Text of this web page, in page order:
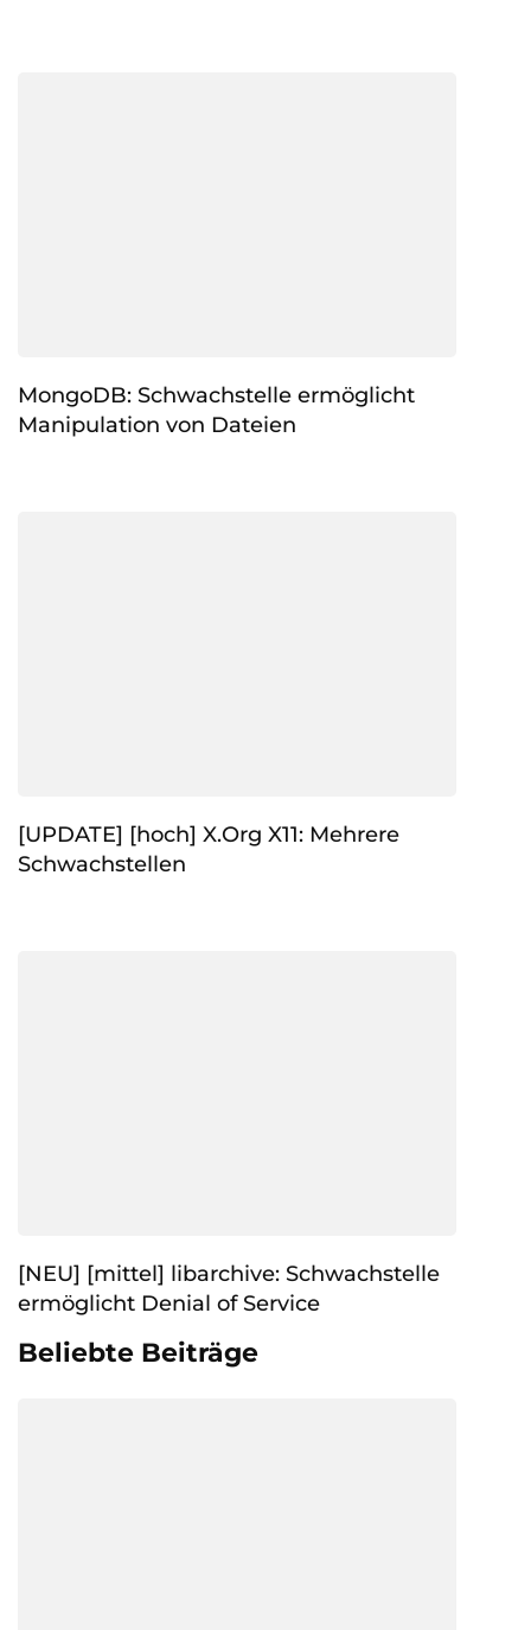
MongoDB: Schwachstelle ermöglicht
Manipulation von Dateien
[UPDATE] [hoch] X.Org X11: Mehrere
Schwachstellen
[NEU] [mittel] libarchive: Schwachstelle
ermöglicht Denial of Service
Beliebte Beiträge